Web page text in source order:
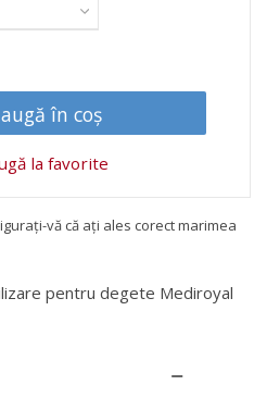
în coș
la favorite
vă că ați ales corect marimea
pentru degete Mediroyal